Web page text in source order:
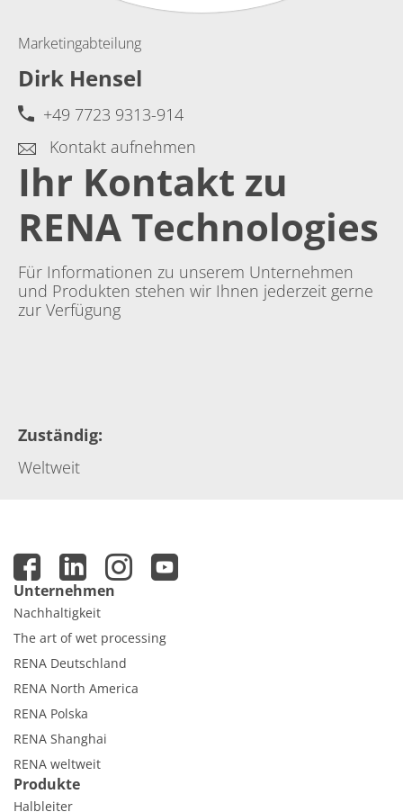
Marketingabteilung
Dirk Hensel
+49 7723 9313-914
Kontakt aufnehmen
Ihr Kontakt zu
RENA Technologies
Für Informationen zu unserem Unternehmen
und Produkten stehen wir Ihnen jederzeit gerne
zur Verfügung
Zuständig:
Weltweit
Unternehmen
Nachhaltigkeit
The art of wet processing
RENA Deutschland
RENA North America
RENA Polska
RENA Shanghai
RENA weltweit
Produkte
Halbleiter